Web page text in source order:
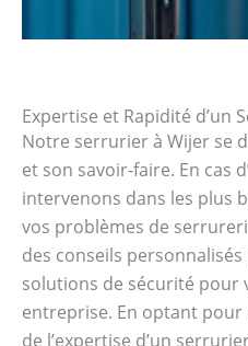
Expertise et Rapidité d’un
Notre serrurier à Wijer se
et son savoir-faire. En cas
intervenons dans les plus
vos problèmes de
des conseils
solutions de sécurité pour
entreprise. En optant
de l’expertise d’un